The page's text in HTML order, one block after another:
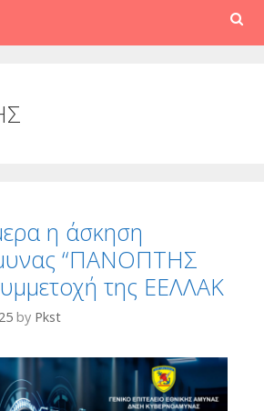
Search
η άσκηση
“ΠΑΝΟΠΤΗΣ
της ΕΕΛΛΑΚ
by Pkst